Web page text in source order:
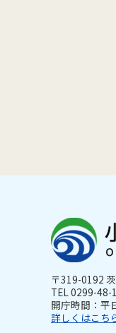
〒319-0192
TEL 0299-
開庁時間：平
詳しくはこち